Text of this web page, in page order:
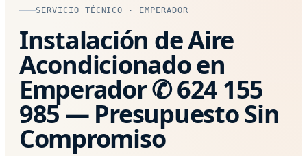
SERVICIO TÉCNICO · EMPERADOR
Instalación de Aire
Acondicionado en
Emperador ✆ 624 155
985 — Presupuesto Sin
Compromiso